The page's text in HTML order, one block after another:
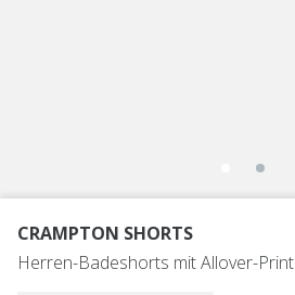
CRAMPTON SHORTS
Herren-Badeshorts mit Allover-Print